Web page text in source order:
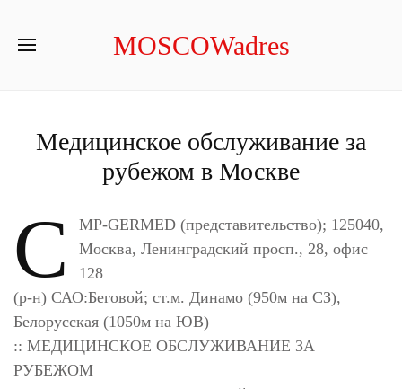
MOSCOWadres
Медицинское обслуживание за
рубежом в Москве
C
MP-GERMED (представительство); 125040,
Москва, Ленинградский просп., 28, офис
128
(р-н) САО:Беговой; ст.м. Динамо (950м на СЗ),
Белорусская (1050м на ЮВ)
:: МЕДИЦИНСКОЕ ОБСЛУЖИВАНИЕ ЗА
РУБЕЖОМ